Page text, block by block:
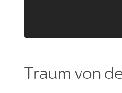
Traum von